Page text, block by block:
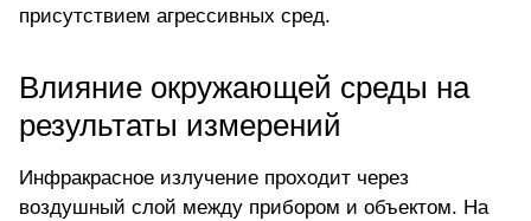
присутствием агрессивных сред.
Влияние окружающей среды на
результаты измерений
Инфракрасное излучение проходит через
воздушный слой между прибором и объектом. На